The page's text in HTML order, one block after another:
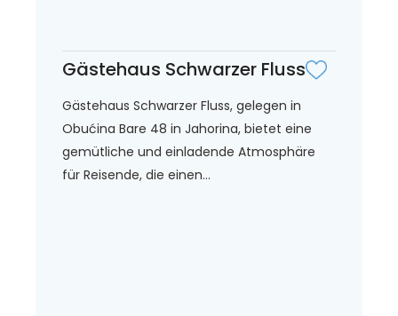
Gästehaus Schwarzer Fluss
Gästehaus Schwarzer Fluss, gelegen in
Obućina Bare 48 in Jahorina, bietet eine
gemütliche und einladende Atmosphäre
für Reisende, die einen...